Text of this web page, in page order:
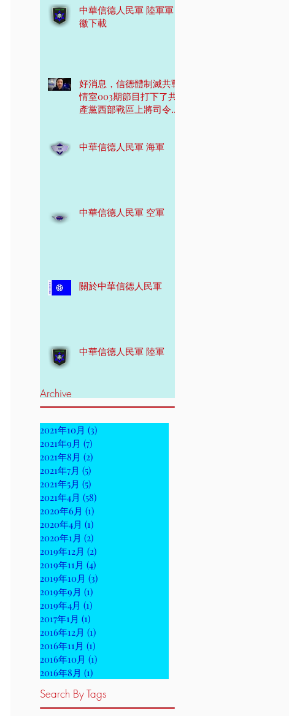
中華信德人民軍 陸軍軍
徽下載
好消息，信德體制滅共戰
情室003期節目打下了共
產黨西部戰區上將司令
中華信德人民軍 海軍
中華信德人民軍 空軍
關於中華信德人民軍
中華信德人民軍 陸軍
Archive
2021年10月 (3)
2021年9月 (7)
2021年8月 (2)
2021年7月 (5)
2021年5月 (5)
2021年4月 (58)
2020年6月 (1)
2020年4月 (1)
2020年1月 (2)
2019年12月 (2)
2019年11月 (4)
2019年10月 (3)
2019年9月 (1)
2019年4月 (1)
2017年1月 (1)
2016年12月 (1)
2016年11月 (1)
2016年10月 (1)
2016年8月 (1)
Search By Tags